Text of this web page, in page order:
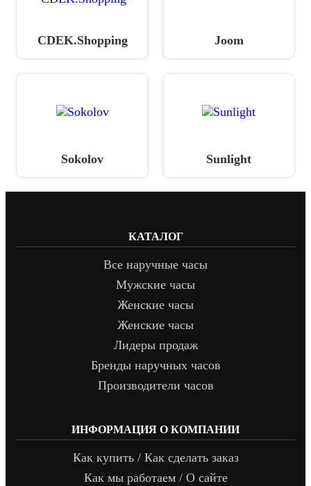
CDEK.Shopping Joom
Sokolov Sunlight
КАТАЛОГ
Все наручные часы
Мужские часы
Женские часы
Женские часы
Лидеры продаж
Бренды наручных часов
Производители часов
ИНФОРМАЦИЯ О КОМПАНИИ
Как купить / Как сделать заказ
Как мы работаем / О сайте